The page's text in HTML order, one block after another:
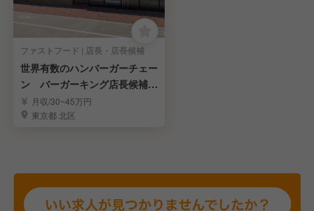
ファストフード | 店長・店長候補
世界有数のハンバーガーチェー
ン バーガーキング店長候補募
集！月収/30~45万円
東京都 北区